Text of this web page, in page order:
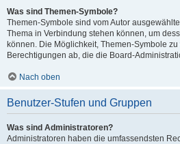
Was sind Themen-Symbole?
Themen-Symbole sind vom Autor
Thema in Verbindung stehen können, um
können. Die Möglichkeit, Themen-Symbole
Berechtigungen ab, die die Board-
Nach oben
Benutzer-Stufen und Gruppen
Was sind Administratoren?
Administratoren haben die umfassendsten